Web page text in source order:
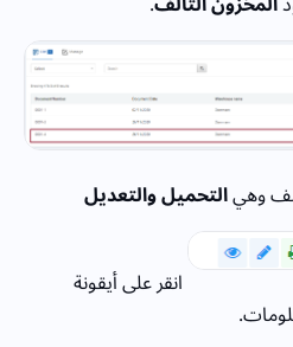
صف وهيالتحميل والتعديل
انقر على أيقونة